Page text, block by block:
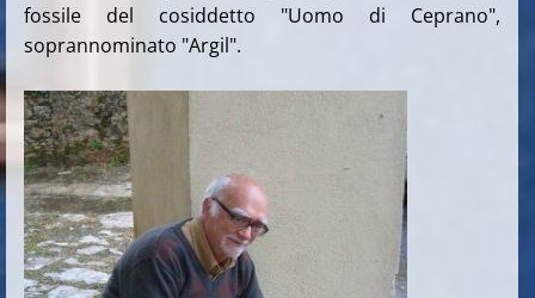
fossile del cosiddetto "Uomo di Ceprano",
soprannominato "Argil".